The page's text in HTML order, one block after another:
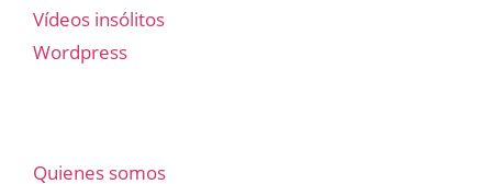
Vídeos insólitos
Wordpress
Quienes somos